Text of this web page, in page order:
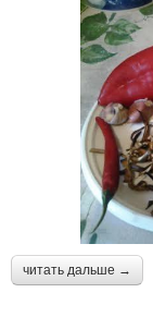
читать дальше →